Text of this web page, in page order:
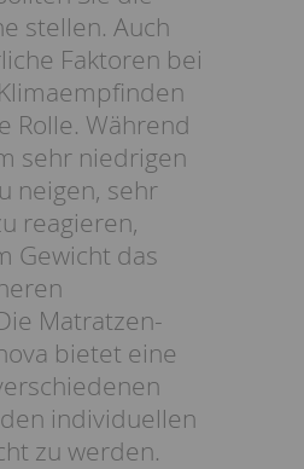
stellen. Auch
Faktoren bei
Rolle. Während
sehr niedrigen
neigen, sehr
reagieren,
Gewicht das
Matratzen-
bietet eine
individuellen
zu werden.